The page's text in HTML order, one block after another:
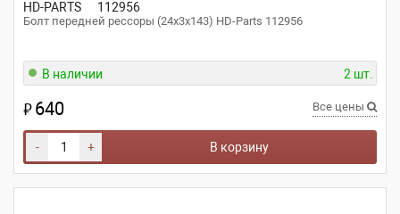
HD-PARTS 112956
Болт передней рессоры (24x3x143) HD-Parts 112956
В наличии 2 шт.
₽640 Все цены
- + В корзину